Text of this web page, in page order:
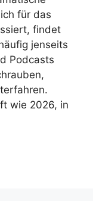
für das
findet
jenseits
Podcasts
wie 2026, in